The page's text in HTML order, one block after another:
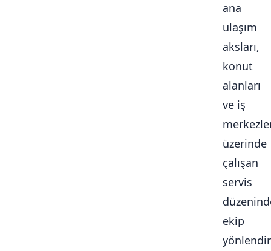
ana
ulaşım
aksları,
konut
alanları
ve iş
üzerinde
çalışan
servis
ekip